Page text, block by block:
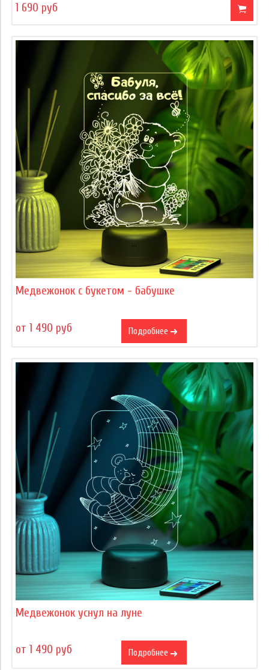
1 690 руб
Медвежонок с букетом - бабушке
от 1 490 руб Подробнее
Медвежонок уснул на луне
от 1 490 руб Подробнее